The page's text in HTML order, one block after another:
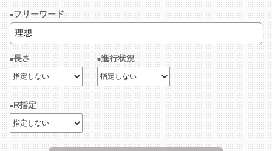
フリーワード
長さ 進行状況
R指定